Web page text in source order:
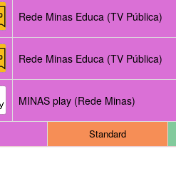
Rede Minas Educa (TV Pública)
Rede Minas Educa (TV Pública)
MINAS play (Rede Minas)
Standard